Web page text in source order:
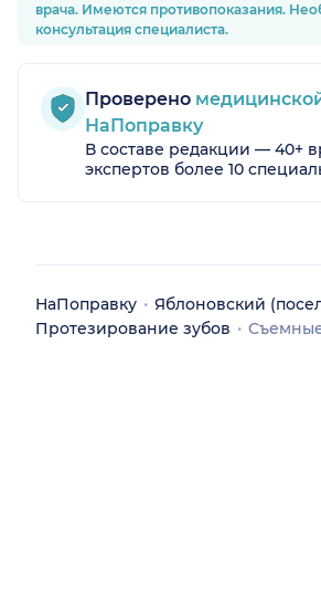
врача. Имеются противопоказания.
консультация специалиста.
Проверено
НаПоправку
В составе редакции — 40+
экспертов более 10
НаПоправку Яблоновский
Протезирование зубов